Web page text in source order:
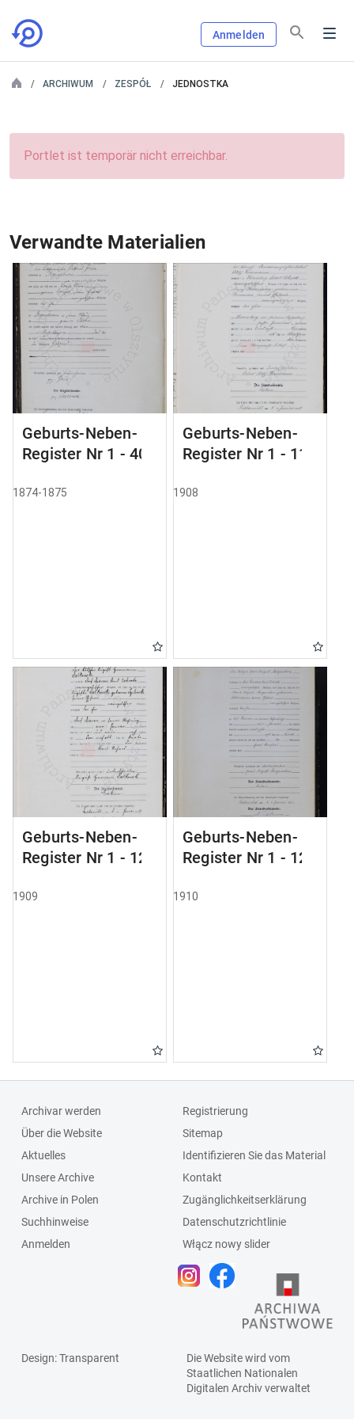
Anmelden
ARCHIWUM ZESPÓŁ JEDNOSTKA
Portlet ist temporär nicht erreichbar.
Verwandte Materialien
Geburts-Neben-
Register Nr 1 - 40
1874-1875
Geburts-Neben-
Register Nr 1 - 111
1908
Geburts-Neben-
Register Nr 1 - 124
1909
Geburts-Neben-
Register Nr 1 - 123
1910
Archivar werden
Über die Website
Aktuelles
Unsere Archive
Archive in Polen
Suchhinweise
Anmelden
Registrierung
Sitemap
Identifizieren Sie das Material
Kontakt
Zugänglichkeitserklärung
Datenschutzrichtlinie
Włącz nowy slider
Design: Transparent
Die Website wird vom
Staatlichen Nationalen
Digitalen Archivverwaltet